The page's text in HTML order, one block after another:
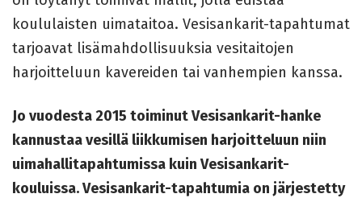
koululaisten uimataitoa. Vesisankarit-tapahtumat
tarjoavat lisämahdollisuuksia vesitaitojen
harjoitteluun kavereiden tai vanhempien kanssa.
Jo vuodesta 2015 toiminut Vesisankarit-hanke
kannustaa vesillä liikkumisen harjoitteluun niin
uimahallitapahtumissa kuin Vesisankarit-
kouluissa. Vesisankarit-tapahtumia on järjestetty